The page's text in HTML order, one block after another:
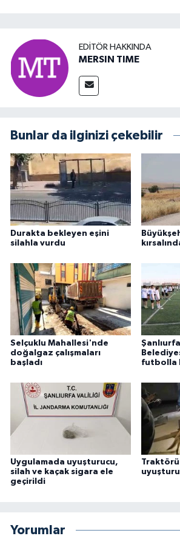
EDITÖR HAKKINDA
MERSIN TIME
Bunlar da ilginizi çekebilir
Durakta bekleyen eşini
silahla vurdu
Selçuklu Mahallesi'nde
doğalgaz çalışmaları
başladı
futbolla
Uygulamada uyuşturucu,
silah ve kaçak sigara ele
geçirildi
Yorumlar